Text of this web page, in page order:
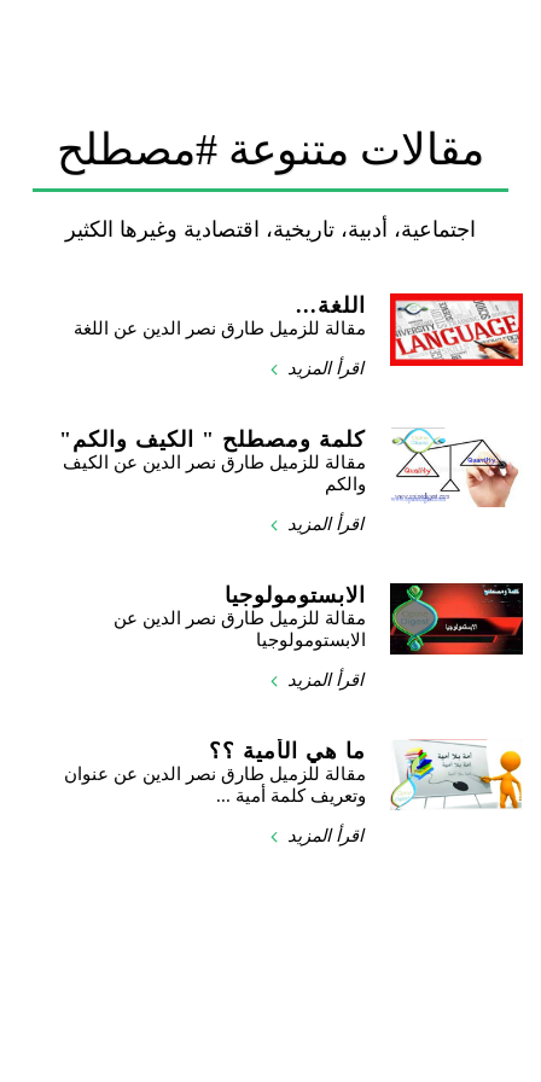
مقالات متنوعة #مصطلح
اجتماعية، أدبية، تاريخية، اقتصادية وغيرها الكثير
اللغة...
مقالة للزميل طارق نصر الدين عن اللغة
اقرأ المزيد
كلمة ومصطلح " الكيف والكم"
مقالة للزميل طارق نصر الدين عن الكيف
والكم
اقرأ المزيد
الابستومولوجيا
مقالة للزميل طارق نصر الدين عن
الابستومولوجيا
اقرأ المزيد
ما هي الأمية ؟؟
مقالة للزميل طارق نصر الدين عن عنوان
وتعريف كلمة أمية ...
اقرأ المزيد